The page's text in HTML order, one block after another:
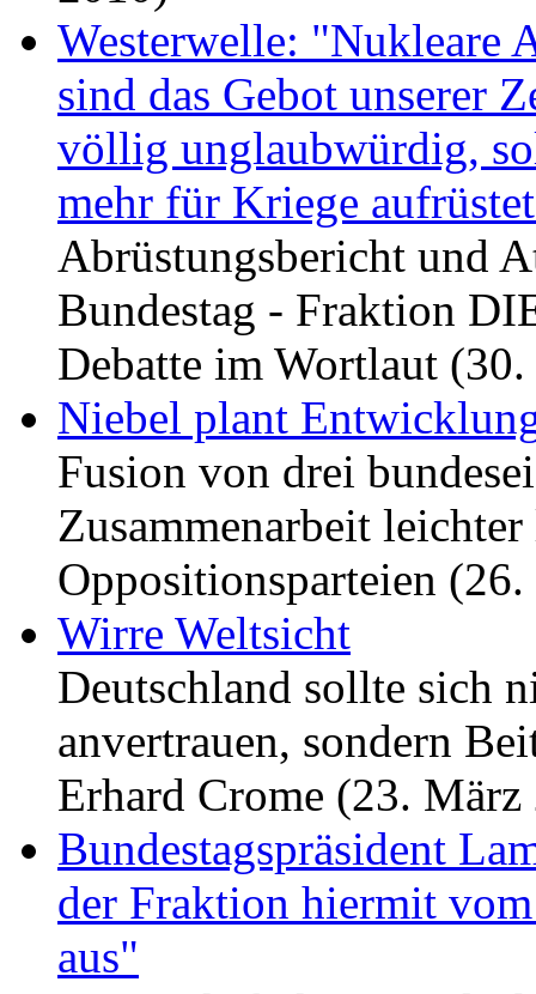
Westerwelle: "Nukleare
sind das Gebot unserer
völlig unglaubwürdig,
mehr für Kriege
Abrüstungsbericht und
Bundestag - Fraktion
Debatte im Wortlaut
Niebel plant
Fusion von drei
Zusammenarbeit
Oppositionsparteien
Wirre Weltsicht
Deutschland sollte sich
anvertrauen, sondern
Erhard Crome (23. März
Bundestagspräsident
der Fraktion hiermit
aus"